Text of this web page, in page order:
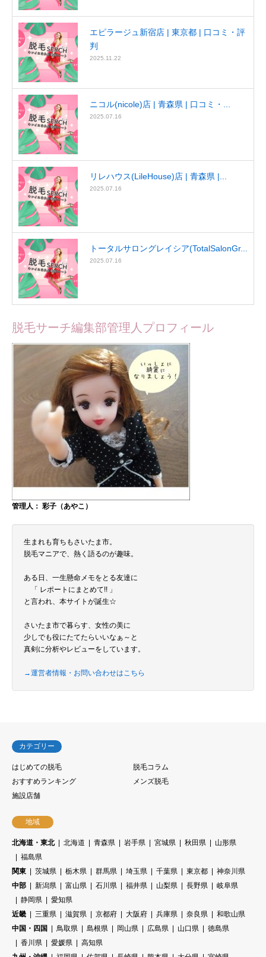
エピラージュ新宿店 | 東京都 | 口コミ・評
判
2025.11.22
ニコル(nicole)店 | 青森県 | 口コミ・...
2025.07.16
リレハウス(LileHouse)店 | 青森県 |...
2025.07.16
トータルサロングレイシア(TotalSalonGr...
2025.07.16
脱毛サーチ編集部管理人プロフィール
管理人： 彩子（あやこ）
生まれも育ちもさいたま市。
脱毛マニアで、熱く語るのが趣味。
ある日、一生懸命メモをとる友達に
「 レポートにまとめて!! 」
と言われ、本サイトが誕生☆
さいたま市で暮らす、女性の美に
少しでも役にたてたらいいなぁ～と
真剣に分析やレビューをしています。
→運営者情報・お問い合わせはこちら
カテゴリー
はじめての脱毛
脱毛コラム
おすすめランキング
メンズ脱毛
施設店舗
地域
北海道・東北 北海道 青森県 岩手県 宮城県 秋田県
山形県
福島県
関東
茨城県 栃木県 群馬県 埼玉県 千葉県 東京都
神奈川県
中部
新潟県 富山県 石川県 福井県 山梨県 長野県
岐阜県
静岡県
愛知県
近畿
三重県 滋賀県 京都府 大阪府 兵庫県 奈良県
和歌山県
中国・四国
鳥取県 島根県 岡山県 広島県 山口県
徳島県
香川県
愛媛県
高知県